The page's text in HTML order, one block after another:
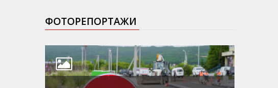
ФОТОРЕПОРТАЖИ